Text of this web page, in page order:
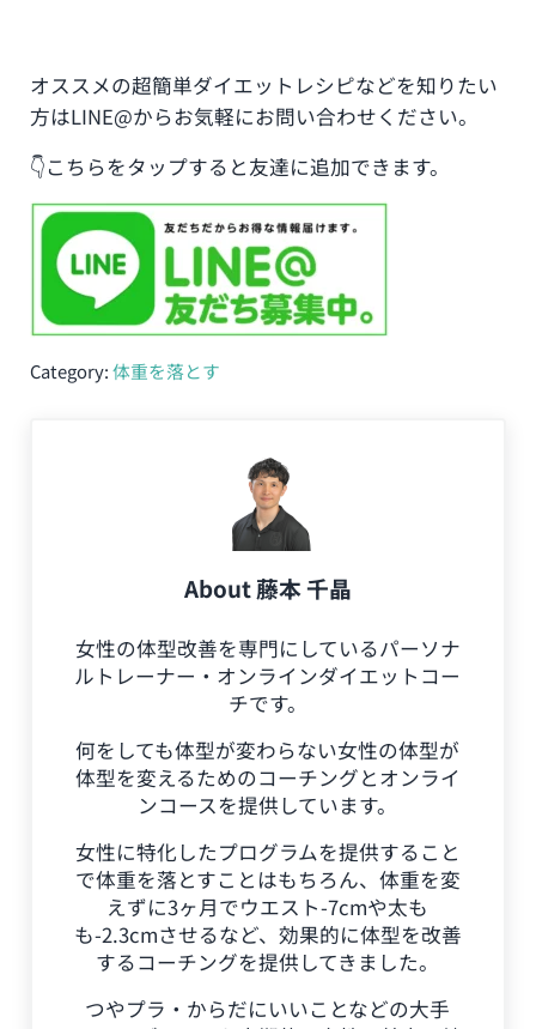
オススメの超簡単ダイエットレシピなどを知りたい
方はLINE@からお気軽にお問い合わせください。
👇こちらをタップすると友達に追加できます。
Category:体重を落とす
About藤本 千晶
女性の体型改善を専門にしているパーソナ
ルトレーナー・オンラインダイエットコー
チです。
何をしても体型が変わらない女性の体型が
体型を変えるためのコーチングとオンライ
ンコースを提供しています。
女性に特化したプログラムを提供すること
で体重を落とすことはもちろん、体重を変
えずに3ヶ月でウエスト-7cmや太も
も-2.3cmさせるなど、効果的に体型を改善
するコーチングを提供してきました。
つやプラ・からだにいいことなどの大手